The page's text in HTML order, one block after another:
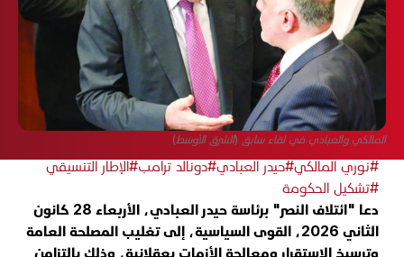
المالكي والعبادي في لقاء سابق (الشرق الأوسط)
#نوري المالكي#حيدر العبادي#دونالد ترامب#الإطار التنسيقي
#تشكيل الحكومة
دعا "ائتلاف النصر" برئاسة حيدر العبادي، الأربعاء 28 كانون
الثاني 2026، القوى السياسية، إلى تغليب المصلحة العامة
وترسيخ الاستقرار ومعالجة الأزمات بعقلانية، وذلك بالتزامن